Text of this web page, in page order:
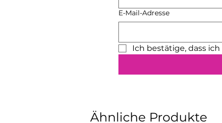
E-Mail-Adresse
Ich bestätige, dass
Ähnliche Produkte